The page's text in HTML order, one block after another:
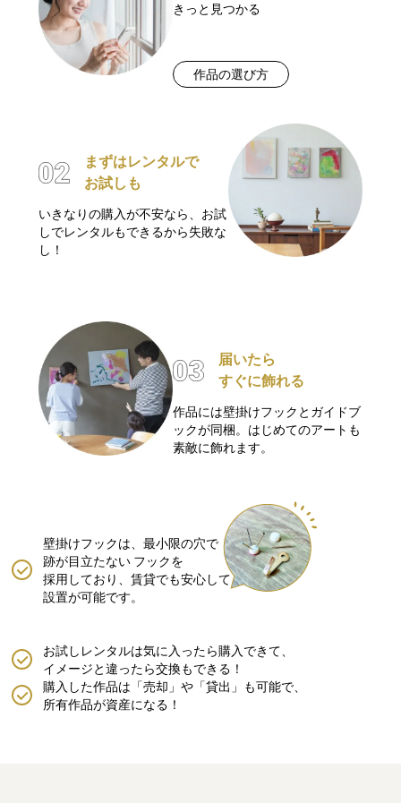
きっと見つかる
作品の選び方
まずはレンタルで
お試しも
いきなりの購入が不安なら、お試
しでレンタルもできるから失敗な
し！
届いたら
すぐに飾れる
作品には壁掛けフックとガイドブ
ックが同梱。はじめてのアートも
素敵に飾れます。
壁掛けフックは、最小限の穴で
跡が目立たない フックを
採用しており、賃貸でも安心して
設置が可能です。
購入した作品は「売却」や「貸出」も可能で、
所有作品が資産になる！
お試しレンタルは気に入ったら購入できて、
イメージと違ったら交換もできる！